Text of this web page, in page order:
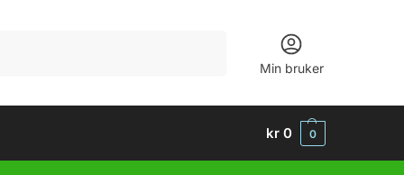
Min bruker
kr 0 0